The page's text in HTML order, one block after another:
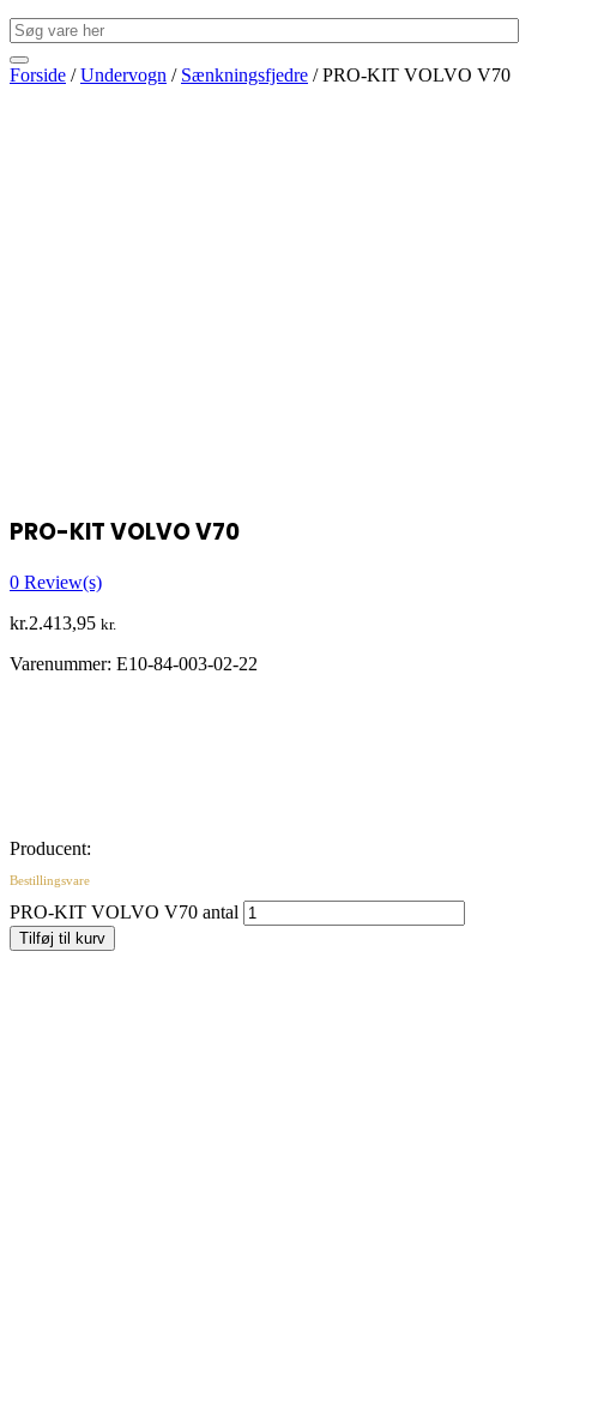
Forside /Undervogn / Sænkningsfjedre / PRO-KIT VOLVO V70
PRO-KIT VOLVO V70
0 Review(s)
kr.2.413,95 kr.
Varenummer: E10-84-003-02-22
Producent:
Bestillingsvare
PRO-KIT VOLVO V70 antal
Tilføj til kurv